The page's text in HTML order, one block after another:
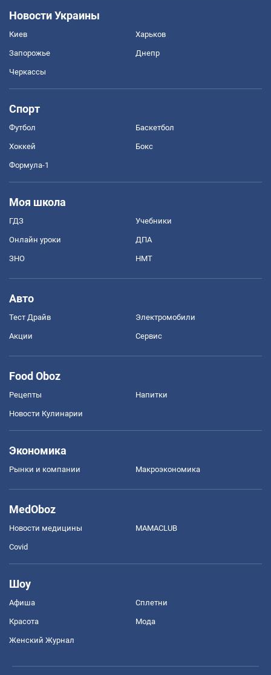
Новости Украины
Киев Харьков
Запорожье Днепр
Черкассы
Спорт
Футбол Баскетбол
Хоккей Бокс
Формула-1
Моя школа
ГДЗ Учебники
Онлайн уроки ДПА
ЗНО НМТ
Авто
Тест Драйв Электромобили
Акции Сервис
Food Oboz
Рецепты Напитки
Новости Кулинарии
Экономика
Рынки и компании Mакроэкономика
MedOboz
Новости медицины MAMACLUB
Covid
Шоу
Афиша Сплетни
Красота Мода
Женский Журнал